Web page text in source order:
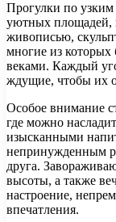
Прогулки по
уютных площадей,
живописью,
многие из которых
веками. Каждый
ждущие, чтобы их
Особое внимание
где можно
изысканными
непринужденным
друга.
высоты, а также
настроение,
впечатления.